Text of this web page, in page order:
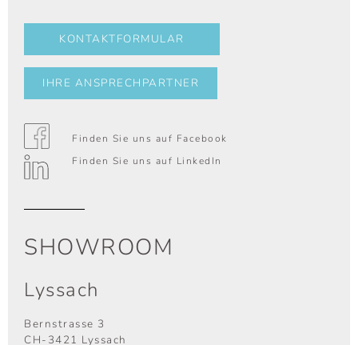
KONTAKTFORMULAR
IHRE ANSPRECHPARTNER
Finden Sie uns auf Facebook
Finden Sie uns auf LinkedIn
SHOWROOM
Lyssach
Bernstrasse 3
CH-3421 Lyssach